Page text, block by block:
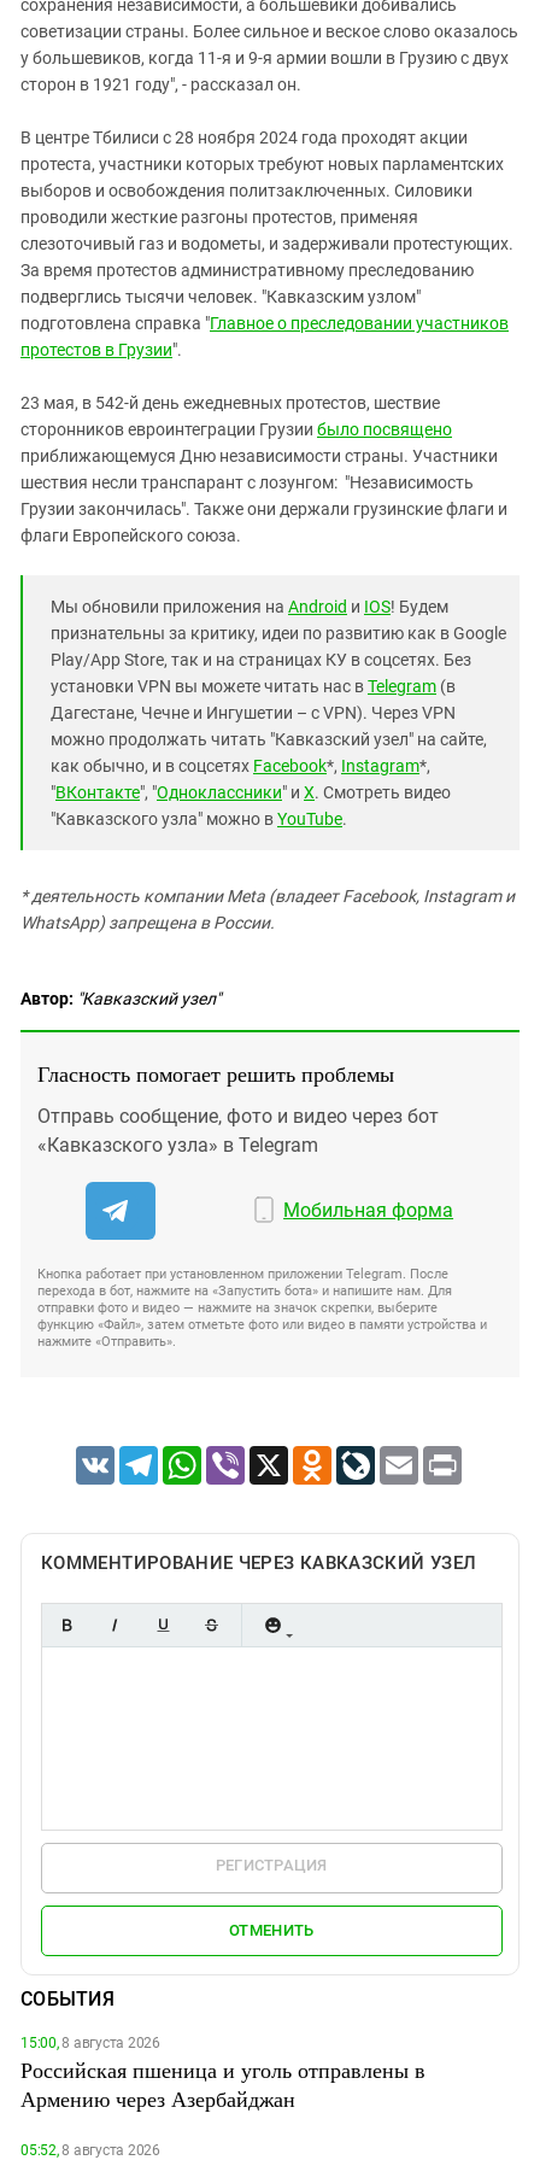
сохранения независимости, а большевики добивались
советизации страны. Более сильное и веское слово оказалось
у большевиков, когда 11-я и 9-я армии вошли в Грузию с двух
сторон в 1921 году", - рассказал он.
В центре Тбилиси с 28 ноября 2024 года проходят акции
протеста, участники которых требуют новых парламентских
выборов и освобождения политзаключенных. Силовики
проводили жесткие разгоны протестов, применяя
слезоточивый газ и водометы, и задерживали протестующих.
За время протестов административному преследованию
подверглись тысячи человек. "Кавказским узлом"
подготовлена справка "Главное о преследовании участников
протестов в Грузии".
23 мая, в 542-й день ежедневных протестов, шествие
сторонников евроинтеграции Грузии было посвящено
приближающемуся Дню независимости страны. Участники
шествия несли транспарант с лозунгом: "Независимость
Грузии закончилась". Также они держали грузинские флаги и
флаги Европейского союза.
Мы обновили приложения на Android и IOS! Будем
признательны за критику, идеи по развитию как в Google
Play/App Store, так и на страницах КУ в соцсетях. Без
установки VPN вы можете читать нас вTelegram (в
Дагестане, Чечне и Ингушетии – с VPN). Через VPN
можно продолжать читать "Кавказский узел" на сайте,
как обычно, и в соцсетях Facebook*, Instagram*,
"ВКонтакте", "Одноклассники" и X. Смотреть видео
"Кавказского узла" можно вYouTube.
* деятельность компании Meta (владеет Facebook, Instagram и
WhatsApp) запрещена в России.
Автор: "Кавказский узел"
Гласность помогает решить проблемы
Отправь сообщение, фото и видео через бот
«Кавказского узла» в Telegram
Мобильная форма
Кнопка работает при установленном приложении Telegram. После
перехода в бот, нажмите на «Запустить бота» и напишите нам. Для
отправки фото и видео — нажмите на значок скрепки, выберите
функцию «Файл», затем отметьте фото или видео в памяти устройства и
нажмите «Отправить».
VK TelegramWhatsApp
Viber X Odnoklassniki
LiveJournal
Email Print
КОММЕНТИРОВАНИЕ ЧЕРЕЗ КАВКАЗСКИЙ УЗЕЛ
РЕГИСТРАЦИЯ
ОТМЕНИТЬ
СОБЫТИЯ
15:00,8 августа 2026
Российская пшеница и уголь отправлены в
Армению через Азербайджан
05:52,8 августа 2026